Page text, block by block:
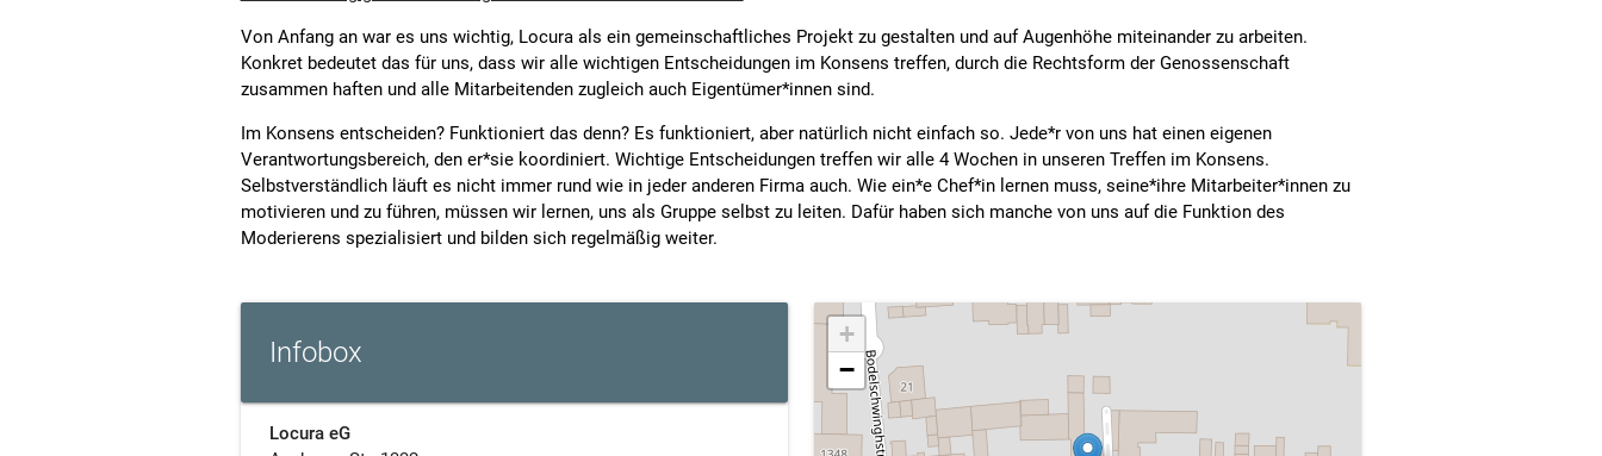
Von Anfang an war es uns wichtig, Locura als ein gemeinschaftliches Projekt zu gestalten und auf Augenhöhe miteinander zu arbeiten.
Konkret bedeutet das für uns, dass wir alle wichtigen Entscheidungen im Konsens treffen, durch die Rechtsform der Genossenschaft
zusammen haften und alle Mitarbeitenden zugleich auch Eigentümer*innen sind.
Im Konsens entscheiden? Funktioniert das denn? Es funktioniert, aber natürlich nicht einfach so. Jede*r von uns hat einen eigenen
Verantwortungsbereich, den er*sie koordiniert. Wichtige Entscheidungen treffen wir alle 4 Wochen in unseren Treffen im Konsens.
Selbstverständlich läuft es nicht immer rund wie in jeder anderen Firma auch. Wie ein*e Chef*in lernen muss, seine*ihre Mitarbeiter*innen zu
motivieren und zu führen, müssen wir lernen, uns als Gruppe selbst zu leiten. Dafür haben sich manche von uns auf die Funktion des
Moderierens spezialisiert und bilden sich regelmäßig weiter.
Infobox
Locura eG
+
−